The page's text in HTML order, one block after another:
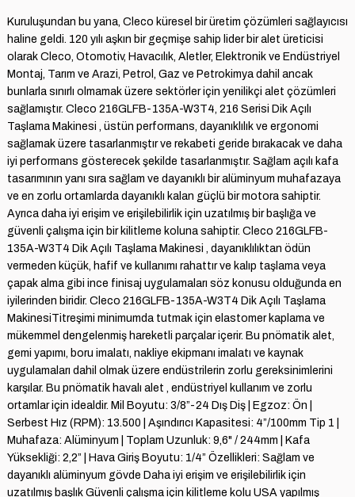
Kuruluşundan bu yana, Cleco küresel bir üretim çözümleri sağlayıcısı
haline geldi. 120 yılı aşkın bir geçmişe sahip lider bir alet üreticisi
olarak Cleco, Otomotiv, Havacılık, Aletler, Elektronik ve Endüstriyel
Montaj, Tarım ve Arazi, Petrol, Gaz ve Petrokimya dahil ancak
bunlarla sınırlı olmamak üzere sektörler için yenilikçi alet çözümleri
sağlamıştır. Cleco 216GLFB-135A-W3T4, 216 Serisi Dik Açılı
Taşlama Makinesi , üstün performans, dayanıklılık ve ergonomi
sağlamak üzere tasarlanmıştır ve rekabeti geride bırakacak ve daha
iyi performans gösterecek şekilde tasarlanmıştır. Sağlam açılı kafa
tasarımının yanı sıra sağlam ve dayanıklı bir alüminyum muhafazaya
ve en zorlu ortamlarda dayanıklı kalan güçlü bir motora sahiptir.
Ayrıca daha iyi erişim ve erişilebilirlik için uzatılmış bir başlığa ve
güvenli çalışma için bir kilitleme koluna sahiptir. Cleco 216GLFB-
135A-W3T4 Dik Açılı Taşlama Makinesi , dayanıklılıktan ödün
vermeden küçük, hafif ve kullanımı rahattır ve kalıp taşlama veya
çapak alma gibi ince finisaj uygulamaları söz konusu olduğunda en
iyilerinden biridir. Cleco 216GLFB-135A-W3T4 Dik Açılı Taşlama
MakinesiTitreşimi minimumda tutmak için elastomer kaplama ve
mükemmel dengelenmiş hareketli parçalar içerir. Bu pnömatik alet,
gemi yapımı, boru imalatı, nakliye ekipmanı imalatı ve kaynak
uygulamaları dahil olmak üzere endüstrilerin zorlu gereksinimlerini
karşılar. Bu pnömatik havalı alet , endüstriyel kullanım ve zorlu
ortamlar için idealdir. Mil Boyutu: 3/8”-24 Dış Diş | Egzoz: Ön |
Serbest Hız (RPM): 13.500 | Aşındırıcı Kapasitesi: 4”/100mm Tip 1 |
Muhafaza: Alüminyum | Toplam Uzunluk: 9,6" ​​/ 244mm | Kafa
Yüksekliği: 2,2” | Hava Giriş Boyutu: 1/4” Özellikleri: Sağlam ve
dayanıklı alüminyum gövde Daha iyi erişim ve erişilebilirlik için
uzatılmış başlık Güvenli çalışma için kilitleme kolu USA yapılmış